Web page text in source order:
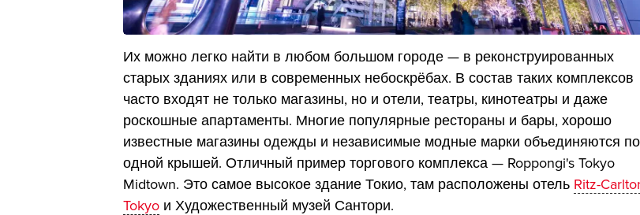
Их можно легко найти в любом большом городе — в реконструированных
старых зданиях или в современных небоскрёбах. В состав таких комплексов
часто входят не только магазины, но и отели, театры, кинотеатры и даже
роскошные апартаменты. Многие популярные рестораны и бары, хорошо
известные магазины одежды и независимые модные марки объединяются
одной крышей. Отличный пример торгового комплекса — Roppongi's Tokyo
Midtown. Это самое высокое здание Токио, там расположены отель Ritz-
Tokyo и Художественный музей Сантори.